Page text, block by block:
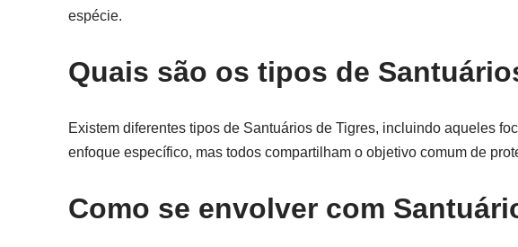
espécie.
Quais são os tipos de
Existem diferentes tipos de Santuários de Tigres, incluindo aqueles
enfoque específico, mas todos compartilham o objetivo comum de
Como se envolver com